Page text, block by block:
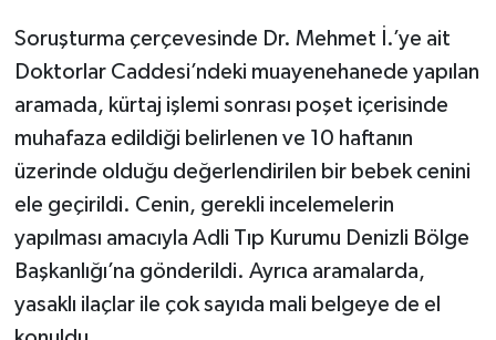
Soruşturma çerçevesinde Dr. Mehmet İ.’ye ait
Doktorlar Caddesi’ndeki muayenehanede yapılan
aramada, kürtaj işlemi sonrası poşet içerisinde
muhafaza edildiği belirlenen ve 10 haftanın
üzerinde olduğu değerlendirilen bir bebek cenini
ele geçirildi. Cenin, gerekli incelemelerin
yapılması amacıyla Adli Tıp Kurumu Denizli Bölge
Başkanlığı’na gönderildi. Ayrıca aramalarda,
yasaklı ilaçlar ile çok sayıda mali belgeye de el